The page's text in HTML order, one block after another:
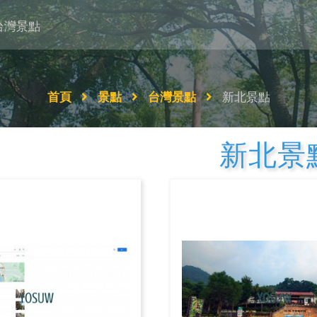
灣景點
首頁 景點 台灣景點 新北景點
新北景